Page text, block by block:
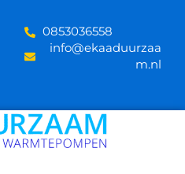
‪0853036558
info@ekaaduurzaa
m.nl